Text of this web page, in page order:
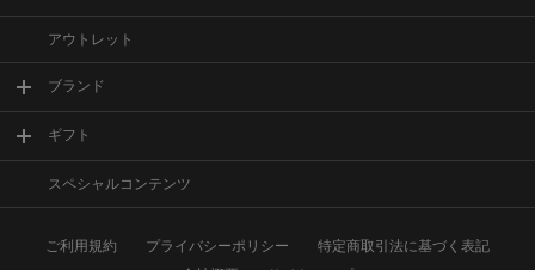
アウトレット
ブランド
ギフト
スペシャルコンテンツ
ご利用規約 プライバシーポリシー
特定商取引法に基づく表記